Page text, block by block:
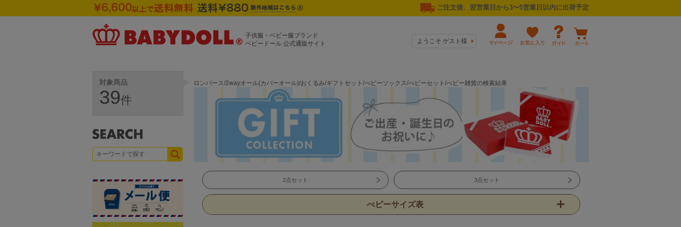
ご注文後、翌営業日から3〜5営業日以内に出荷予定
子供服・ベビー服ブランド
ベビードール 公式通販サイト
ようこそ ゲスト様
ロンパース/2wayオール(カバーオール)/おくるみ/ギフトセット/べビーソックス/べビーセット/べビー雑貨の検索結果
2点セット 3点セット
べビーサイズ表
対象商品
39件